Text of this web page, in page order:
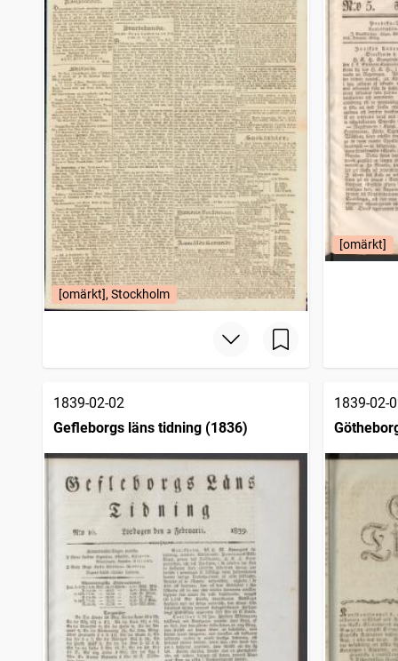
[omärkt], Stockholm
[omärkt]
1839-02-02
Gefleborgs läns tidning (1836)
1839-02-